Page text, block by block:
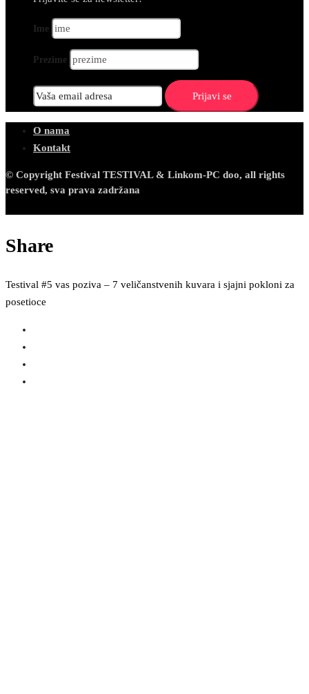
Ime
Prezime
O nama
Kontakt
© Copyright Festival TESTIVAL & Linkom-PC doo, all rights
reserved, sva prava zadržana
Share
Testival #5 vas poziva – 7 veličanstvenih kuvara i sjajni pokloni za
posetioce